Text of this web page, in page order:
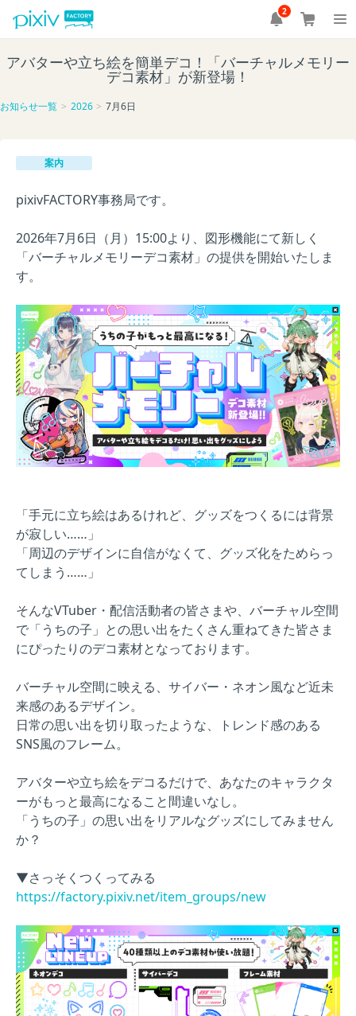
2
アバターや立ち絵を簡単デコ！「バーチャルメモリー
デコ素材」が新登場！
お知らせ一覧 2026 7月6日
案内
pixivFACTORY事務局です。
2026年7月6日（月）15:00より、図形機能にて新しく
「バーチャルメモリーデコ素材」の提供を開始いたしま
す。
「手元に立ち絵はあるけれど、グッズをつくるには背景
が寂しい……」
「周辺のデザインに自信がなくて、グッズ化をためらっ
てしまう……」
そんなVTuber・配信活動者の皆さまや、バーチャル空間
で「うちの子」との思い出をたくさん重ねてきた皆さま
にぴったりのデコ素材となっております。
バーチャル空間に映える、サイバー・ネオン風など近未
来感のあるデザイン。
日常の思い出を切り取ったような、トレンド感のある
SNS風のフレーム。
アバターや立ち絵をデコるだけで、あなたのキャラクタ
ーがもっと最高になること間違いなし。
「うちの子」の思い出をリアルなグッズにしてみません
か？
▼さっそくつくってみる
https://factory.pixiv.net/item_groups/new